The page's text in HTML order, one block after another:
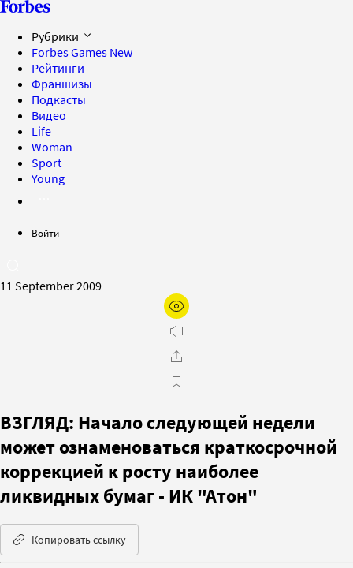
Рубрики
Forbes Games New
Рейтинги
Франшизы
Подкасты
Видео
Life
Woman
Sport
Young
Войти
11 September 2009
ВЗГЛЯД: Начало следующей недели
может ознаменоваться краткосрочной
коррекцией к росту наиболее
ликвидных бумаг - ИК "Атон"
Копировать ссылку